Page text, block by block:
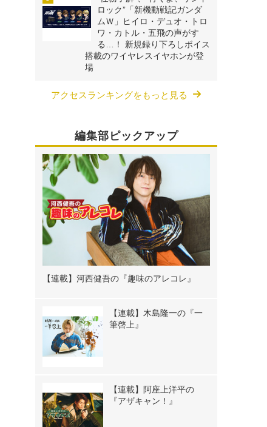
ロック”「新機動戦記ガンダ
ムＷ」ヒイロ・デュオ・トロ
ワ・カトル・五飛の声がす
る…！ 新規録り下ろしボイス
搭載のワイヤレスイヤホンが登
場
アクセスランキングをもっと見る
編集部ピックアップ
【連載】河西健吾の『趣味のアレコレ』
【連載】木島隆一の『一
筆啓上』
【連載】阿座上洋平の
『アザキャン！』